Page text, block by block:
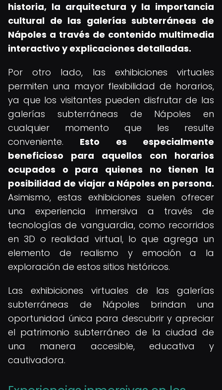
historia, la arquitectura y la importancia
cultural de las galerías subterráneas de
Nápoles a través de contenido multimedia
interactivo y explicaciones detalladas.
Por otro lado, las exhibiciones virtuales
permiten una mayor flexibilidad de horarios,
ya que los visitantes pueden disfrutar de las
galerías subterráneas de Nápoles en
cualquier momento que les resulte
conveniente. Esto es especialmente
beneficioso para aquellos con horarios
ocupados o para quienes no tienen la
posibilidad de viajar a Nápoles en persona.
Asimismo, estas exhibiciones suelen ofrecer
una experiencia inmersiva a través de
tecnologías de vanguardia, como recorridos
en 3D o realidad virtual, lo que agrega un
elemento de realismo y emoción a la
exploración de estos sitios históricos.
Las exhibiciones virtuales de las galerías
subterráneas de Nápoles brindan una
oportunidad única para descubrir y apreciar
el patrimonio subterráneo de la ciudad de
una manera accesible, educativa y
cautivadora.